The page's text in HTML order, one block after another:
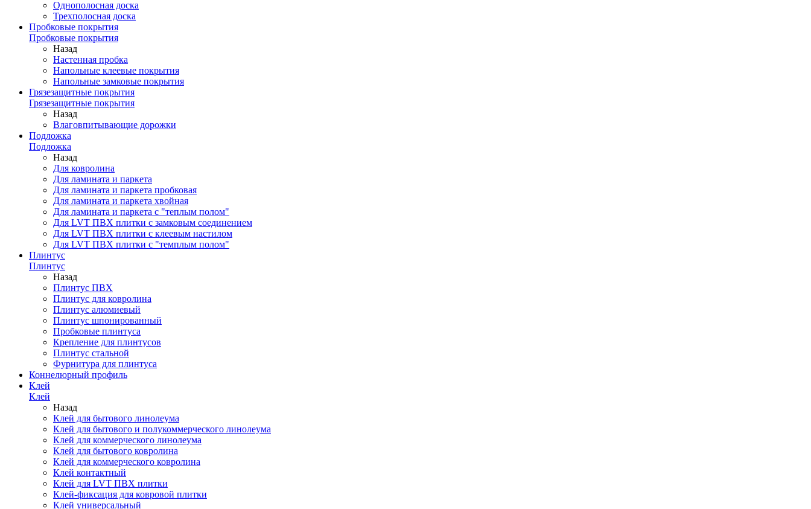
Однополосная доска
Трехполосная доска
Пробковые покрытия
Пробковые покрытия
Назад
Настенная пробка
Напольные клеевые покрытия
Напольные замковые покрытия
Грязезащитные покрытия
Грязезащитные покрытия
Назад
Влаговпитывающие дорожки
Подложка
Подложка
Назад
Для ковролина
Для ламината и паркета
Для ламината и паркета пробковая
Для ламината и паркета хвойная
Для ламината и паркета с "теплым полом"
Для LVT ПВХ плитки с замковым соединением
Для LVT ПВХ плитки с клеевым настилом
Для LVT ПВХ плитки с "темплым полом"
Плинтус
Плинтус
Назад
Плинтус ПВХ
Плинтус для ковролина
Плинтус алюмиевый
Плинтус шпонированный
Пробковые плинтуса
Крепление для плинтусов
Плинтус стальной
Фурнитура для плинтуса
Коннелюрный профиль
Клей
Клей
Назад
Клей для бытового линолеума
Клей для бытового и полукоммерческого линолеума
Клей для коммерческого линолеума
Клей для бытового ковролина
Клей для коммерческого ковролина
Клей контактный
Клей для LVT ПВХ плитки
Клей-фиксация для ковровой плитки
Клей универсальный